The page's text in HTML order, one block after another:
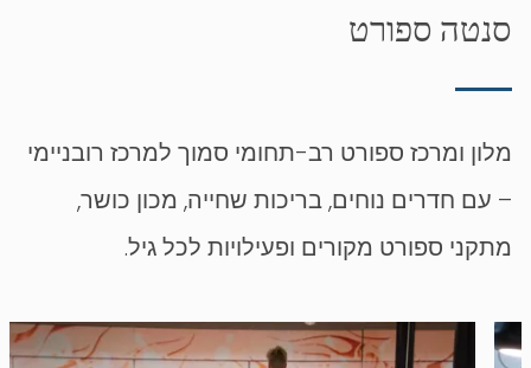
סנטה ספורט
מלון ומרכז ספורט רב-תחומי סמוך למרכז רובניימי
– עם חדרים נוחים, בריכות שחייה, מכון כושר,
מתקני ספורט מקורים ופעילויות לכל גיל.